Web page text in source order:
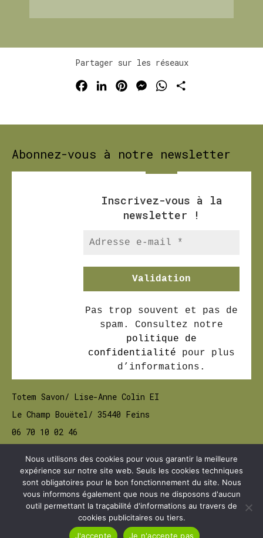
Partager sur les réseaux
FacebookLinkedInPinterest
Messenger
WhatsApp
Abonnez-vous à notre newsletter
Inscrivez-vous à la
newsletter
!
Pas trop souvent et pas de
spam. Consultez notre
politique de
confidentialité pour plus
d’informations.
Totem Savon/ Lise-Anne Colin EI
Le Champ Bouëtel/ 35440 Feins
06 70 10 02 46
Règlementation Générale de la Politique de Données
Mentions légales Contact
Conditions générales de vente
Nous utilisons des cookies pour vous garantir la meilleure
expérience sur notre site web. Seuls les cookies techniques
sont obligatoires pour le bon fonctionnement du site. Nous
vous informons également que nous ne disposons d'aucun
outil permettant la traçabilité d'informations au travers de
cookies publicitaires ou tiers.
J'accepte
Je n'accepte pas